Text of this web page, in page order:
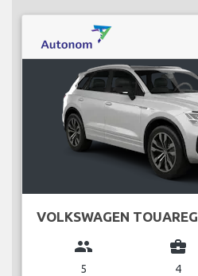
VOLKSWAGEN TOUAREG
group
5
business_center
4